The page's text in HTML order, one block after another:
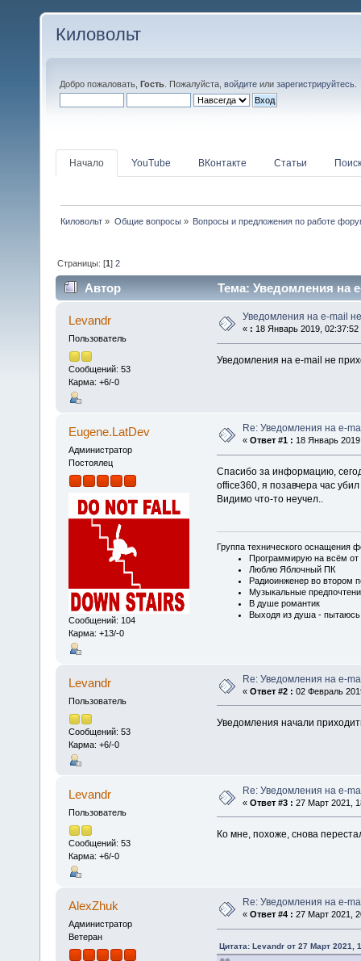
Киловольт
Добро пожаловать, Гость . Пожалуйста, войдите или зарегистрируйтесь
Начало YouTube ВКонтакте Статьи Поиск
Киловольт » Общие вопросы» Вопросы и предложения по работе
Страницы: [1]2
Автор Тема: Уведомления на
Levandr
Пользователь
Сообщений: 53
Карма: +6/-0
Уведомления на e-mail
« : 18 Январь 2019, 02:37:52
Уведомления на e-mail не
Eugene.LatDev
Администратор
Постоялец
Сообщений: 104
Карма: +13/-0
Re: Уведомления на e-
« Ответ #1 : 18 Январь
Спасибо за информацию,
office360, я позавчера час
Видимо что-то неучел..
Группа технического оснащения
Программирую на всём от
Люблю Яблочный ПК
Радиоинженер во втором
Музыкальные
В душе романтик
Выходя из душа - пытаюсь
Levandr
Пользователь
Сообщений: 53
Карма: +6/-0
Re: Уведомления на e-
« Ответ #2 : 02 Февраль
Уведомления начали
Levandr
Пользователь
Сообщений: 53
Карма: +6/-0
Re: Уведомления на e-
« Ответ #3 : 27 Март 2021,
Ко мне, похоже, снова
AlexZhuk
Администратор
Ветеран
Re: Уведомления на e-
« Ответ #4 : 27 Март 2021,
Цитата: Levandr от 27 Март 2021,